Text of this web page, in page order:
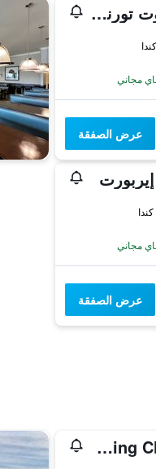
فنادق دلتا باي ماريوت تورنتو إيربورت آند كونفرينس سنتر
مجاني
عرض الصفقة
مجاني
عرض الصفقة
Homestay - A Stunning Chalet-Style Home